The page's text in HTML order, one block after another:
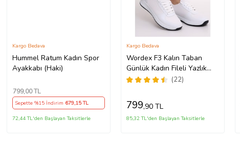
Hummel Ratum Kadın Spor
Ayakkabı (Haki)
Kargo Bedava
799,00 TL
Sepette %15 İndirim 679,15 TL
72,44 TL'den Başlayan Taksitlerle
Wordex F3 Kalın Taban
Günlük Kadın Fileli Yazlık
Sneaker Spor Ayakkabı
(22)
Kargo Bedava
799,90 TL
85,32 TL'den Başlayan Taksitlerle